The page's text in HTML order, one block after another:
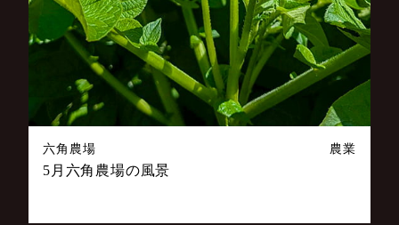
六角農場 農業
5月六角農場の風景